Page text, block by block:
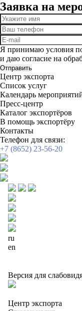
Заявка на
Я принимаю условия
и даю согласие на
Отправить
Центр экспорта
Список услуг
Календарь
Пресс-центр
Каталог экспортёров
В помощь экспортёру
Контакты
Телефон для связи:
+7 (8652) 23-56-20
ru
en
Версия для
Центр экспорта